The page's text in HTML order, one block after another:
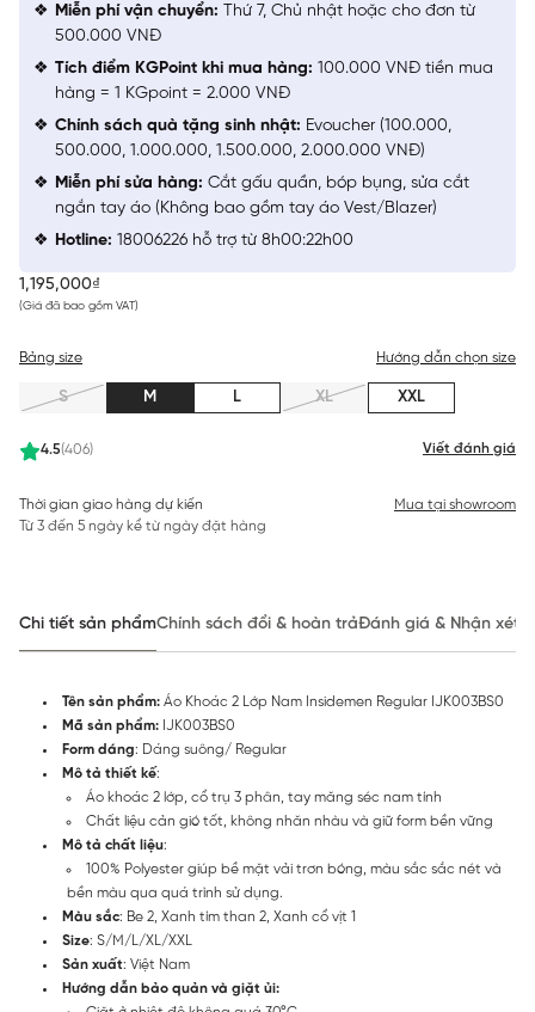
1,195,000₫
(Giá đã bao gồm VAT)
4.5(406) Viết đánh giá
Bảng size Hướng dẫn chọn size
S M L XL XXL
Thời gian giao hàng dự kiến
Từ 3 đến 5 ngày kể từ ngày đặt hàng
Mua tại showroom
Miễn phí vận chuyển: Thứ 7, Chủ nhật hoặc cho đơn từ
500.000 VNĐ
Tích điểm KGPoint khi mua hàng: 100.000 VNĐ tiền mua
hàng = 1 KGpoint = 2.000 VNĐ
Chính sách quà tặng sinh nhật: Evoucher (100.000,
500.000, 1.000.000, 1.500.000, 2.000.000 VNĐ)
Miễn phí sửa hàng: Cắt gấu quần, bóp bụng, sửa cắt
ngắn tay áo (Không bao gồm tay áo Vest/Blazer)
Hotline: 18006226 hỗ trợ từ 8h00:22h00
Chi tiết sản phẩmChính sách đổi & hoàn trảĐánh giá & Nhận xét
Tên sản phẩm: Áo Khoác 2 Lớp Nam Insidemen Regular IJK003BS0
Mã sản phẩm: IJK003BS0
Form dáng: Dáng suông/ Regular
Mô tả thiết kế:
Áo khoác 2 lớp, cổ trụ 3 phân, tay măng séc nam tính
Chất liệu cản gió tốt, không nhăn nhàu và giữ form bền vững
Mô tả chất liệu:
100% Polyester giúp bề mặt vải trơn bóng, màu sắc sắc nét và
bền màu qua quá trình sử dụng.
Màu sắc: Be 2, Xanh tím than 2, Xanh cổ vịt 1
Size: S/M/L/XL/XXL
Sản xuất: Việt Nam
Hướng dẫn bảo quản và giặt ủi: